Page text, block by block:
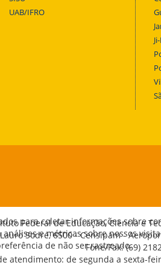
UAB/IFRO
Federal de Educação, Ciência e
Sodré, 6500 - Censipam -
Fone/Fax: (69)
atendimento: de segunda a sexta-
para coletar informações sobre
e métricas sobre nossos
de não ser rastreado.